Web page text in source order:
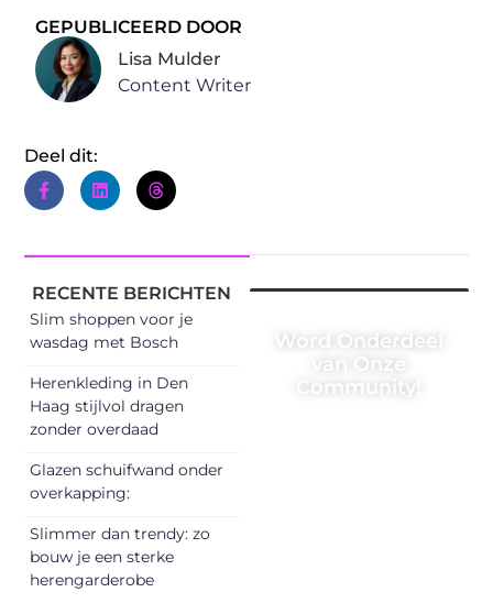
GEPUBLICEERD DOOR
Lisa Mulder
Content Writer
Deel dit:
RECENTE BERICHTEN
Slim shoppen voor je
wasdag met Bosch
Herenkleding in Den
Haag stijlvol dragen
zonder overdaad
Glazen schuifwand onder
overkapping:
Slimmer dan trendy: zo
bouw je een sterke
herengarderobe
Word Onderdeel
van Onze
Community!